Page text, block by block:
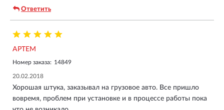
Ответить
АРТЕМ
Номер заказа: 14849
20.02.2018
Хорошая штука, заказывал на грузовое авто. Все пришло
вовремя, проблем при установке и в процессе работы пока